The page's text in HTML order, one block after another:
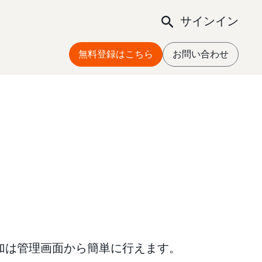
サインイン
無料登録はこちら お問い合わせ
管理画面から簡単に行えます。